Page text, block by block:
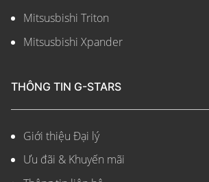
Mitsusbishi Triton
Mitsusbishi Xpander
THÔNG TIN G-STARS
Giới thiệu Đại lý
Ưu đãi & Khuyến mãi